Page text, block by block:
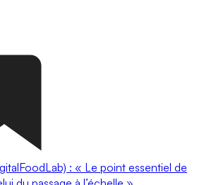
: « Le point essentiel de